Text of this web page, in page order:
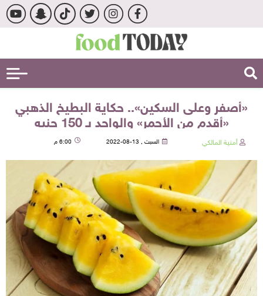
«أصفر وعلى السكين».. حكاية البطيخ الذهبي
«أقدم من الأحمر» والواحد بـ 150 جنيه
أمنية المالكي السبت , 13-08-2022 6:00 م